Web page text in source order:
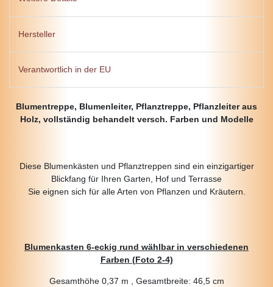
Hersteller
Verantwortlich in der EU
Blumentreppe, Blumenleiter, Pflanztreppe, Pflanzleiter aus
Holz, vollständig behandelt versch. Farben und Modelle
Diese Blumenkästen und Pflanztreppen sind ein einzigartiger
Blickfang für Ihren Garten, Hof und Terrasse
Sie eignen sich für alle Arten von Pflanzen und Kräutern.
Blumenkasten 6-eckig rund wählbar in verschiedenen
Farben (Foto 2-4)
Gesamthöhe 0,37 m , Gesamtbreite: 46,5 cm